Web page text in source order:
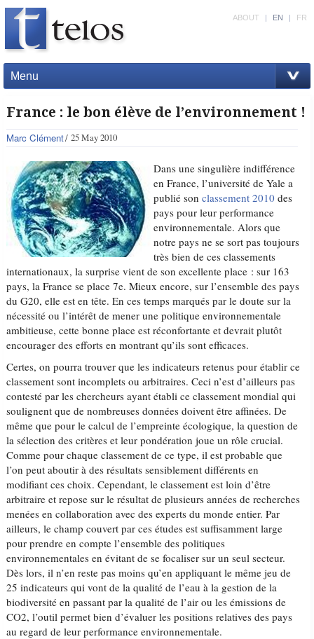
Menu
ABOUT | EN | FR
France : le bon élève de l’environnement !
Marc Clément 25 May 2010
Dans une singulière indifférence
en France, l’université de Yale a
publié sonclassement 2010 des
pays pour leur performance
environnementale. Alors que
notre pays ne se sort pas toujours
très bien de ces classements
internationaux, la surprise vient de son excellente place : sur 163
pays, la France se place 7e. Mieux encore, sur l’ensemble des pays
du G20, elle est en tête. En ces temps marqués par le doute sur la
nécessité ou l’intérêt de mener une politique environnementale
ambitieuse, cette bonne place est réconfortante et devrait plutôt
encourager des efforts en montrant qu’ils sont efficaces.
Certes, on pourra trouver que les indicateurs retenus pour établir ce
classement sont incomplets ou arbitraires. Ceci n’est d’ailleurs pas
contesté par les chercheurs ayant établi ce classement mondial qui
soulignent que de nombreuses données doivent être affinées. De
même que pour le calcul de l’empreinte écologique, la question de
la sélection des critères et leur pondération joue un rôle crucial.
Comme pour chaque classement de ce type, il est probable que
l’on peut aboutir à des résultats sensiblement différents en
modifiant ces choix. Cependant, le classement est loin d’être
arbitraire et repose sur le résultat de plusieurs années de recherches
menées en collaboration avec des experts du monde entier. Par
ailleurs, le champ couvert par ces études est suffisamment large
pour prendre en compte l’ensemble des politiques
environnementales en évitant de se focaliser sur un seul secteur.
Dès lors, il n’en reste pas moins qu’en appliquant le même jeu de
25 indicateurs qui vont de la qualité de l’eau à la gestion de la
biodiversité en passant par la qualité de l’air ou les émissions de
CO2, l’outil permet bien d’évaluer les positions relatives des pays
au regard de leur performance environnementale.